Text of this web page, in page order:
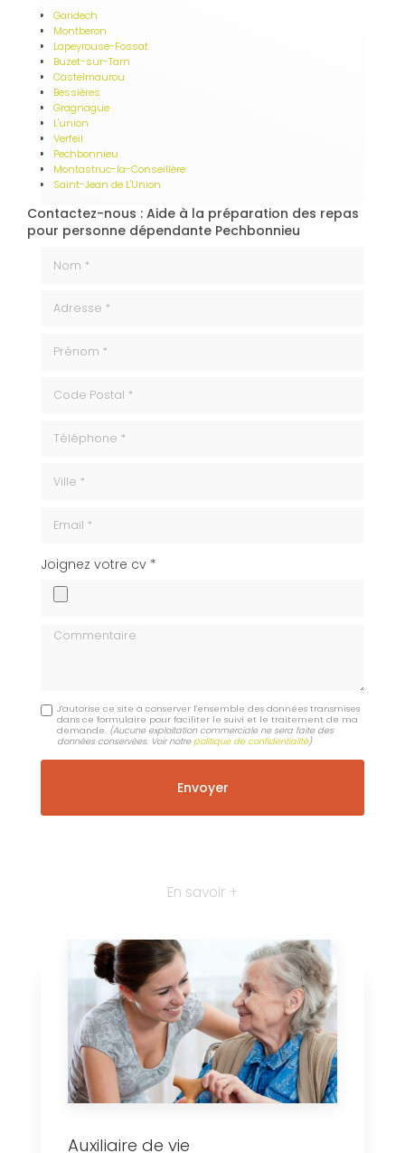
Garidech
Montberon
Lapeyrouse-Fossat
Buzet-sur-Tarn
Castelmaurou
Bessières
Gragnague
L'union
Verfeil
Pechbonnieu
Montastruc-la-Conseillère
Saint-Jean de L'Union
Contactez-nous : Aide à la préparation des repas
pour personne dépendante Pechbonnieu
cv
Joignez votre cv *
Commentaire
J'autorise ce site à conserver l'ensemble des données transmises
dans ce formulaire pour faciliter le suivi et le traitement de ma
demande. (Aucune exploitation commerciale ne sera faite des
données conservées. Voir notrepolitique de confidentialité)
En savoir +
Auxiliaire de vie